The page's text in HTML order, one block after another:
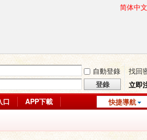
简体中
自動登錄
找回
登錄
立即
快捷導航
口
APP下載